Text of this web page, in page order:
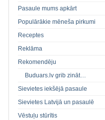
Pasaule mums apkārt
Populārākie mēneša pirkumi
Receptes
Reklāma
Rekomendēju
Buduars.lv grib zināt…
Sievietes iekšējā pasaule
Sievietes Latvijā un pasaulē
Vēstuļu stūrītis